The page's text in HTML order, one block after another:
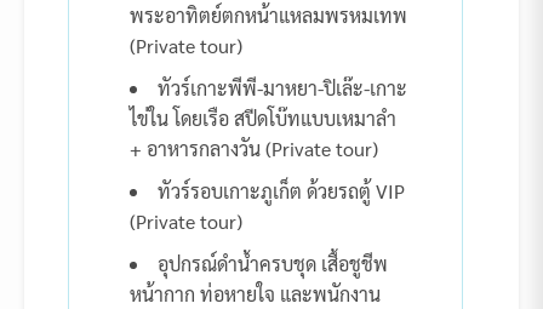
พระอาทิตย์ตกหน้าแหลมพรหมเทพ
(Private tour)
ทัวร์เกาะพีพี-มาหยา-ปิเล๊ะ-เกาะ
ไข่ใน โดยเรือ สปีดโบ๊ทแบบเหมาลำ
+ อาหารกลางวัน (Private tour)
ทัวร์รอบเกาะภูเก็ต ด้วยรถตู้ VIP
(Private tour)
อุปกรณ์ดำน้ำครบชุด เสื้อชูชีพ
หน้ากาก ท่อหายใจ และพนักงาน